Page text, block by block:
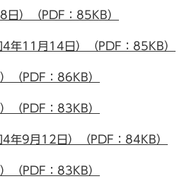
日）（PDF：85KB）
4年11月14日）（PDF：85KB）
（PDF：86KB）
（PDF：83KB）
年9月12日）（PDF：84KB）
（PDF：83KB）